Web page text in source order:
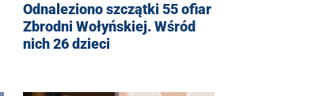
Odnaleziono szczątki 55 ofiar
Zbrodni Wołyńskiej. Wśród
nich 26 dzieci